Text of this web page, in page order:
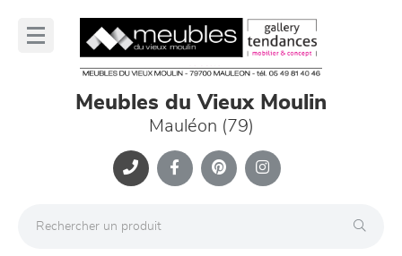
Meubles du Vieux Moulin
Mauléon (79)